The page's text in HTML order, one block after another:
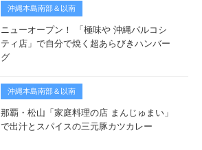
沖縄本島南部＆以南
ニューオープン！ 「極味や 沖縄パルコシ
ティ店」で自分で焼く超あらびきハンバー
グ
沖縄本島南部＆以南
那覇・松山「家庭料理の店 まんじゅまい」
で出汁とスパイスの三元豚カツカレー